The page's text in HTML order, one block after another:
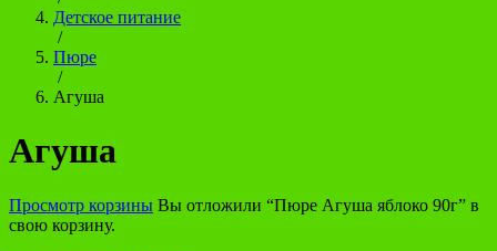
Детское питание
/
Пюре
/
Агуша
Агуша
Просмотр корзины Вы отложили “Пюре Агуша яблоко 90г” в
свою корзину.